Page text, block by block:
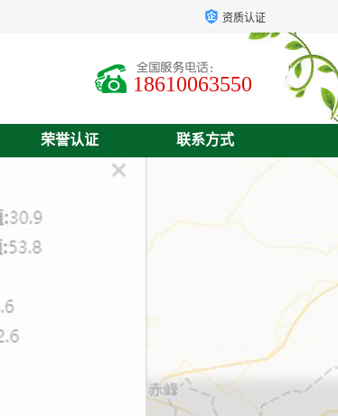
资质认证
18610063550
荣誉认证 联系方式